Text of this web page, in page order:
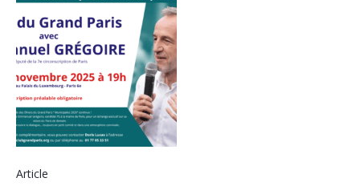
Article